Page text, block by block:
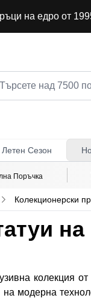
на едро от
Летен Сезон
Поръчка
Колекционерски
колекция
на модерна